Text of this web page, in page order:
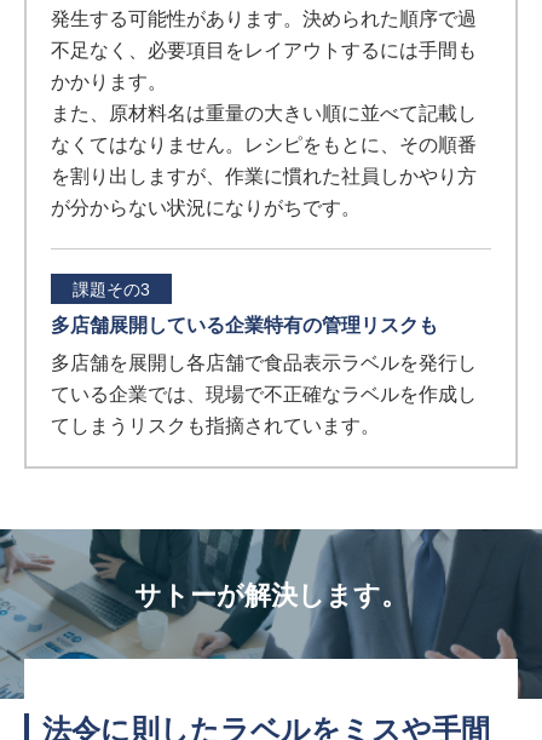
発生する可能性があります。決められた順序で過
不足なく、必要項目をレイアウトするには手間も
かかります。
また、原材料名は重量の大きい順に並べて記載し
なくてはなりません。レシピをもとに、その順番
を割り出しますが、作業に慣れた社員しかやり方
が分からない状況になりがちです。
課題その3
多店舗展開している企業特有の管理リスクも
多店舗を展開し各店舗で食品表示ラベルを発行し
ている企業では、現場で不正確なラベルを作成し
てしまうリスクも指摘されています。
サトーが解決します。
法令に則したラベルをミスや手間